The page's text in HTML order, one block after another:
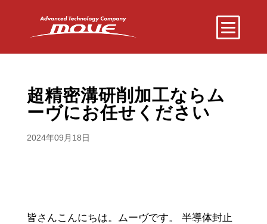
超精密溝研削加工ならム
ーヴにお任せください
2024年09月18日
皆さんこんにちは。ムーヴです。 半導体封止